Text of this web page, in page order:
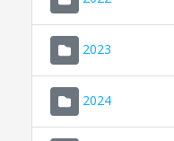
2023
2024